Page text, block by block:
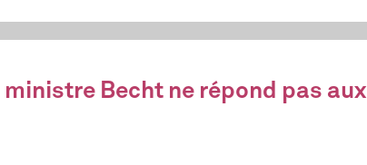
ministre Becht ne répond pas aux